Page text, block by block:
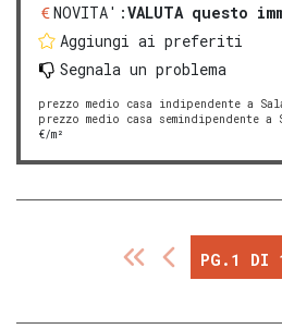
NOVITA':VALUTA questo
Aggiungi ai preferiti
Segnala un problema
prezzo medio casa indipendente a
prezzo medio casa semindipendente
€/m²
PG.1 DI